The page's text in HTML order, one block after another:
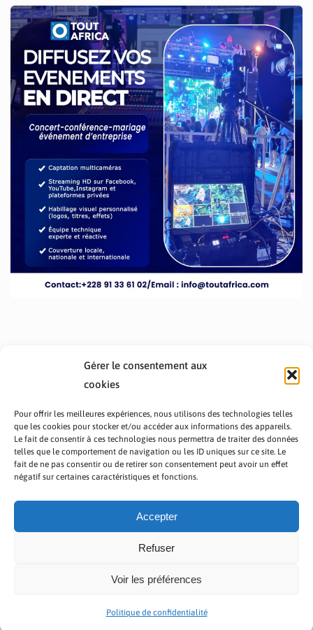
Gérer le consentement aux
cookies
Pour offrir les meilleures expériences, nous utilisons des technologies telles
que les cookies pour stocker et/ou accéder aux informations des appareils.
Le fait de consentir à ces technologies nous permettra de traiter des données
telles que le comportement de navigation ou les ID uniques sur ce site. Le
fait de ne pas consentir ou de retirer son consentement peut avoir un effet
négatif sur certaines caractéristiques et fonctions.
Accepter
Refuser
Voir les préférences
Politique de confidentialité
PRÉSENTATION TOUTAFRICA
A PROPOS
Copyright © 2023 TOUT AFRICA | Made by